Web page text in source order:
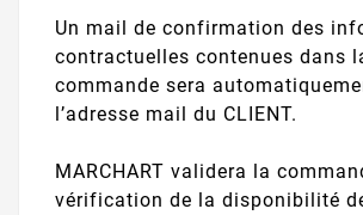
Un mail de confirmation des
contractuelles contenues dans
commande sera
l’adresse mail du CLIENT.
MARCHART validera la
vérification de la disponibilité